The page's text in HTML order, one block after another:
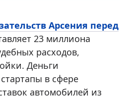
Арсения перед
23 миллиона
расходов,
Деньги
в сфере
автомобилей из